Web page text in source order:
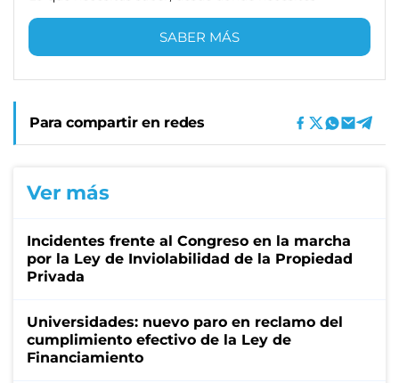
SABER MÁS
Para compartir en redes
Ver más
Incidentes frente al Congreso en la marcha
por la Ley de Inviolabilidad de la Propiedad
Privada
Universidades: nuevo paro en reclamo del
cumplimiento efectivo de la Ley de
Financiamiento